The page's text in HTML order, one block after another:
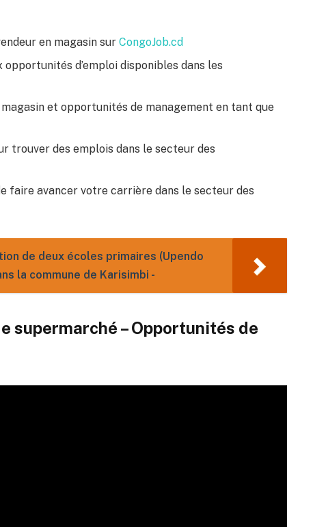
en magasin surCongoJob.cd
d’emploi disponibles dans les
et opportunités de management en tant que
trouver des emplois dans le secteur des
faire avancer votre carrière dans le secteur des
de deux écoles primaires (Upendo
la commune de Karisimbi -
supermarché – Opportunités de